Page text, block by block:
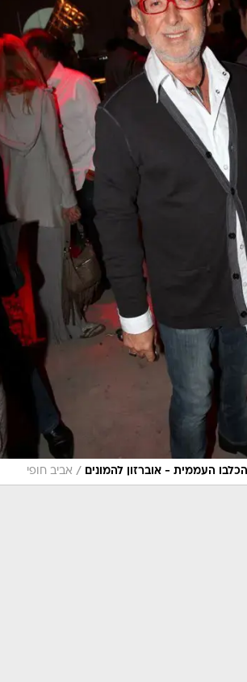
העממית - אוברזון להמונים / אביב חופי